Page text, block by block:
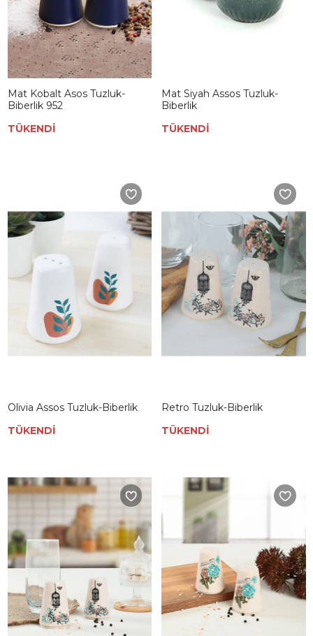
Mat Kobalt Asos Tuzluk-
Biberlik 952
TÜKENDİ
Mat Siyah Assos Tuzluk-
Biberlik
TÜKENDİ
Olivia Assos Tuzluk-Biberlik
TÜKENDİ
Retro Tuzluk-Biberlik
TÜKENDİ